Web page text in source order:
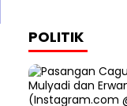
POLITIK